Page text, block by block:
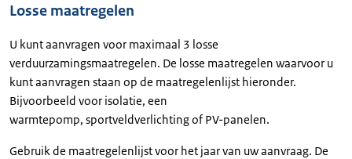
Losse maatregelen
U kunt aanvragen voor maximaal 3 losse
verduurzamingsmaatregelen. De losse maatregelen waarvoor u
kunt aanvragen staan op de maatregelenlijst hieronder.
Bijvoorbeeld voor isolatie, een
warmtepomp, sportveldverlichting of PV-panelen.
Gebruik de maatregelenlijst voor het jaar van uw aanvraag. De